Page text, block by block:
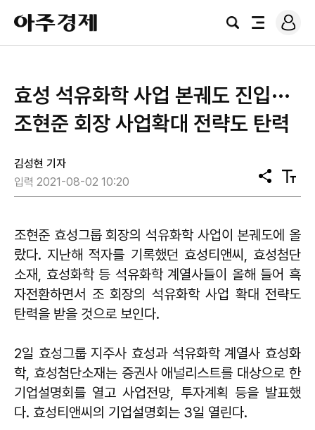
아
주
경
검
전
로
그
효성 석유화학 사업 본궤도 진입···
조현준 회장 사업확대 전략도 탄력
김성현 기자
입력 2021-08-02 10:20
공
유
텍
스
기
조현준 효성그룹 회장의 석유화학 사업이 본궤도에 올
랐다. 지난해 적자를 기록했던 효성티앤씨, 효성첨단
소재, 효성화학 등 석유화학 계열사들이 올해 들어 흑
자전환하면서 조 회장의 석유화학 사업 확대 전략도
탄력을 받을 것으로 보인다.
2일 효성그룹 지주사 효성과 석유화학 계열사 효성화
학, 효성첨단소재는 증권사 애널리스트를 대상으로 한
기업설명회를 열고 사업전망, 투자계획 등을 발표했
다. 효성티앤씨의 기업설명회는 3일 열린다.